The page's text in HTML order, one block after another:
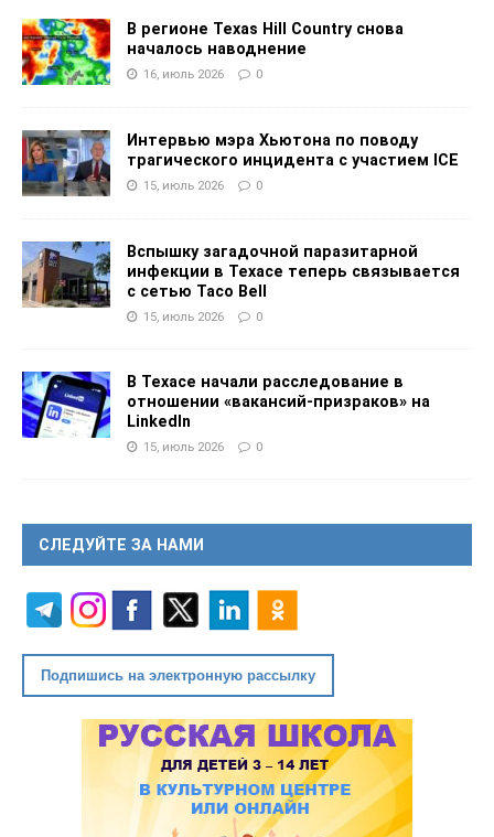
В регионе Texas Hill Country снова
началось наводнение
16, июль 2026 0
Интервью мэра Хьютона по поводу
трагического инцидента с участием ICE
15, июль 2026 0
Вспышку загадочной паразитарной
инфекции в Техасе теперь связывается
с сетью Taco Bell
15, июль 2026 0
В Техасе начали расследование в
отношении «вакансий-призраков» на
LinkedIn
15, июль 2026 0
СЛЕДУЙТЕ ЗА НАМИ
Подпишись на электронную рассылку